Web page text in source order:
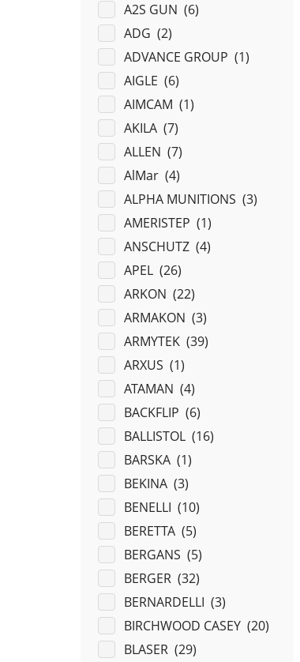
A2S GUN (6)
ADG (2)
ADVANCE GROUP (1)
AIGLE (6)
AIMCAM (1)
AKILA (7)
ALLEN (7)
AlMar (4)
ALPHA MUNITIONS (3)
AMERISTEP (1)
ANSCHUTZ (4)
APEL (26)
ARKON (22)
ARMAKON (3)
ARMYTEK (39)
ARXUS (1)
ATAMAN (4)
BACKFLIP (6)
BALLISTOL (16)
BARSKA (1)
BEKINA (3)
BENELLI (10)
BERETTA (5)
BERGANS (5)
BERGER (32)
BERNARDELLI (3)
BIRCHWOOD CASEY (20)
BLASER (29)